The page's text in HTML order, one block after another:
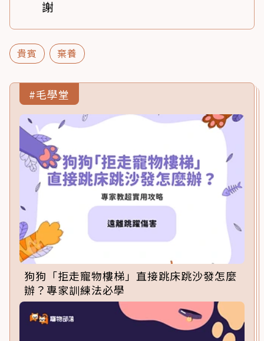
謝
貴賓 棄養
#毛學堂
狗狗「拒走寵物樓梯」直接跳床跳沙發怎麼
辦？專家訓練法必學